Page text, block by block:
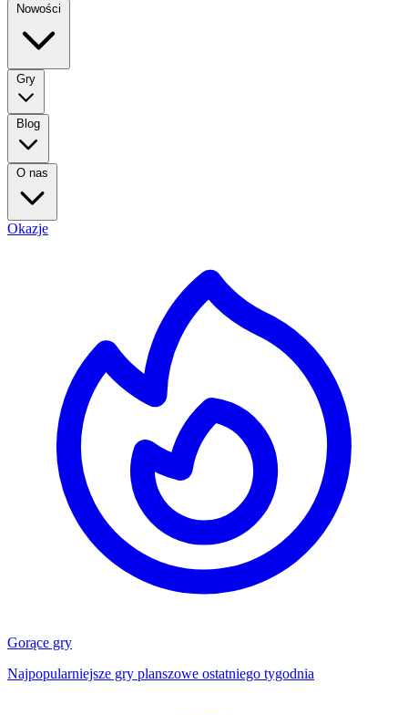
Nowości
Gry
Blog
O nas
Okazje
Gorące gry
Najpopularniejsze gry planszowe ostatniego tygodnia